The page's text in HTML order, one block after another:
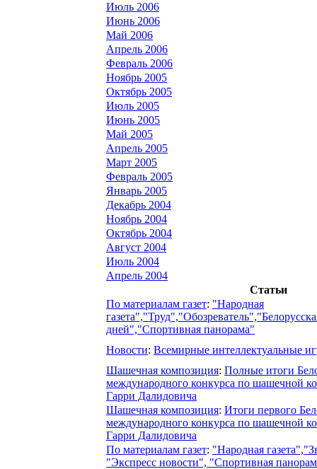
Июль 2006
Июнь 2006
Май 2006
Апрель 2006
Февраль 2006
Ноябрь 2005
Октябрь 2005
Июль 2005
Июнь 2005
Май 2005
Апрель 2005
Март 2005
Февраль 2005
Январь 2005
Декабрь 2004
Ноябрь 2004
Октябрь 2004
Август 2004
Июль 2004
Апрель 2004
Статьи
По материалам газет: "Народная
дней","Спортивная панорама"
Новости: Всемирные интеллектуальные
Шашечная композиция: Полные итоги
международного конкурса по шашечной
Гарри Далидовича
Шашечная композиция: Итоги первого
международного конкурса по шашечной
Гарри Далидовича
По материалам газет: "Народная
"Экспресс новости", "Спортивная